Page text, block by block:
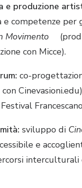
e produzione
e competenze per
Movimento
con Micce).
co-
sviluppo di
e
interculturali